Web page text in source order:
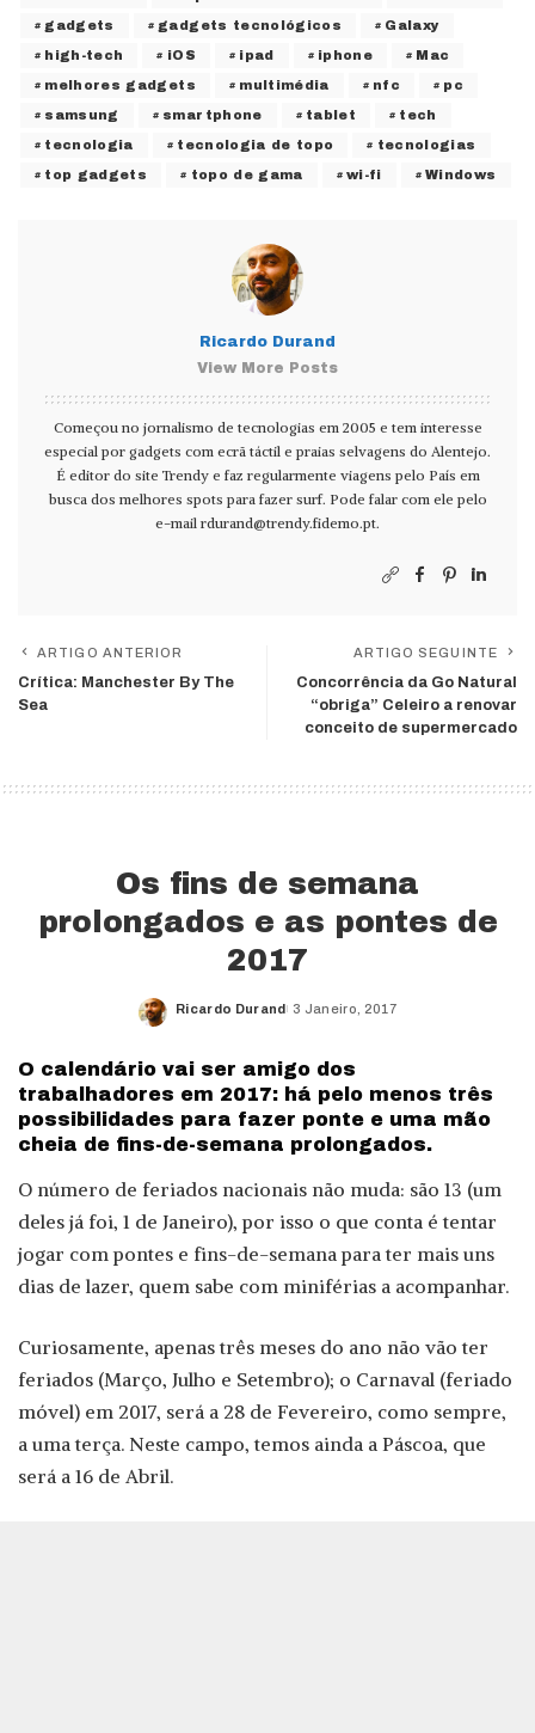
gadgets gadgets tecnológicos Galaxy
high-tech iOS ipad iphone Mac
melhores gadgets multimédia nfc pc
samsung smartphone tablet tech
tecnologia tecnologia de topo tecnologias
top gadgets topo de gama wi-fi Windows
Ricardo Durand
View More Posts
Começou no jornalismo de tecnologias em 2005 e tem interesse
especial por gadgets com ecrã táctil e praias selvagens do Alentejo.
É editor do site Trendy e faz regularmente viagens pelo País em
busca dos melhores spots para fazer surf. Pode falar com ele pelo
e-mail rdurand@trendy.fidemo.pt.
ARTIGO ANTERIOR
Crítica: Manchester By The
Sea
ARTIGO SEGUINTE
Concorrência da Go Natural
“obriga” Celeiro a renovar
conceito de supermercado
Os fins de semana
prolongados e as pontes de
2017
Posted
Ricardo Durand 3 Janeiro, 2017
O calendário vai ser amigo dos
trabalhadores em 2017: há pelo menos três
possibilidades para fazer ponte e uma mão
cheia de fins-de-semana prolongados.
O número de feriados nacionais não muda: são 13 (um
deles já foi, 1 de Janeiro), por isso o que conta é tentar
jogar com pontes e fins-de-semana para ter mais uns
dias de lazer, quem sabe com miniférias a acompanhar.
Curiosamente, apenas três meses do ano não vão ter
feriados (Março, Julho e Setembro); o Carnaval (feriado
móvel) em 2017, será a 28 de Fevereiro, como sempre,
a uma terça. Neste campo, temos ainda a Páscoa, que
será a 16 de Abril.